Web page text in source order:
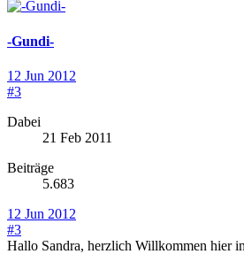
-Gundi-
12 Jun 2012
#3
Dabei
21 Feb 2011
Beiträge
5.683
12 Jun 2012
#3
Hallo Sandra, herzlich Willkommen hier